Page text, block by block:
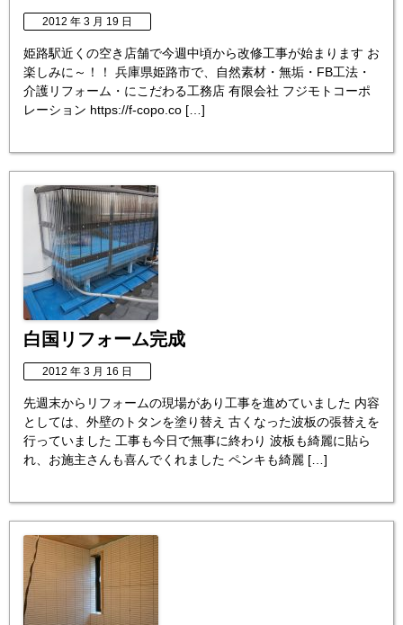
2012 年 3 月 19 日
姫路駅近くの空き店舗で今週中頃から改修工事が始まります お
楽しみに～！！ 兵庫県姫路市で、自然素材・無垢・FB工法・
介護リフォーム・にこだわる工務店 有限会社 フジモトコーポ
レーション https://f-copo.co […]
白国リフォーム完成
2012 年 3 月 16 日
先週末からリフォームの現場があり工事を進めていました 内容
としては、外壁のトタンを塗り替え 古くなった波板の張替えを
行っていました 工事も今日で無事に終わり 波板も綺麗に貼ら
れ、お施主さんも喜んでくれました ペンキも綺麗 […]